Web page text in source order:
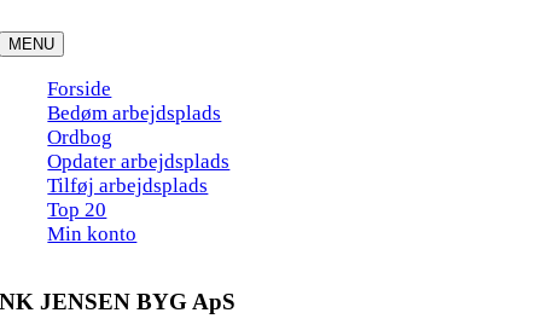
to
content
MENU
Forside
Bedøm arbejdsplads
Ordbog
Opdater arbejdsplads
Tilføj arbejdsplads
Top 20
Min konto
NK JENSEN BYG ApS